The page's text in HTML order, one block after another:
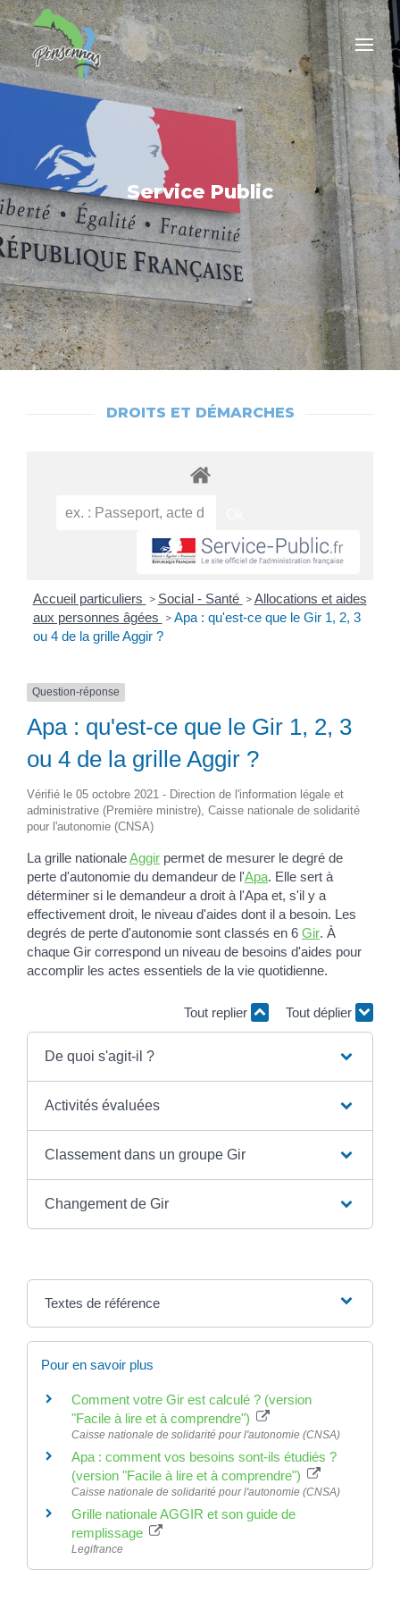
Service Public
DROITS ET DÉMARCHES
Accueil particuliers > Social - Santé > Allocations et aides
aux personnes âgées > Apa : qu'est-ce que le Gir 1, 2, 3
ou 4 de la grille Aggir ?
Question-réponse
Apa : qu'est-ce que le Gir 1, 2, 3
ou 4 de la grille Aggir ?
Vérifié le 05 octobre 2021 - Direction de l'information légale et
administrative (Première ministre), Caisse nationale de solidarité
pour l'autonomie (CNSA)
La grille nationaleAggir permet de mesurer le degré de
perte d'autonomie du demandeur de l'Apa. Elle sert à
déterminer si le demandeur a droit à l'Apa et, s'il y a
effectivement droit, le niveau d'aides dont il a besoin. Les
degrés de perte d'autonomie sont classés en 6 Gir. À
chaque Gir correspond un niveau de besoins d'aides pour
accomplir les actes essentiels de la vie quotidienne.
Tout replier Tout déplier
De quoi s'agit-il ?
Activités évaluées
Classement dans un groupe Gir
Changement de Gir
Textes de référence
Pour en savoir plus
Comment votre Gir est calculé ? (version
"Facile à lire et à comprendre")
Caisse nationale de solidarité pour l'autonomie (CNSA)
Apa : comment vos besoins sont-ils étudiés ?
(version "Facile à lire et à comprendre")
Caisse nationale de solidarité pour l'autonomie (CNSA)
Grille nationale AGGIR et son guide de
remplissage
Legifrance